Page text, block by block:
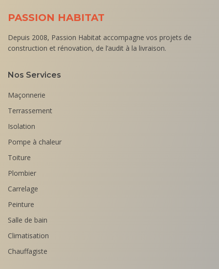
PASSION HABITAT
Depuis 2008, Passion Habitat accompagne vos projets de
construction et rénovation, de l’audit à la livraison.
Nos Services
Maçonnerie
Terrassement
Isolation
Pompe à chaleur
Toiture
Plombier
Carrelage
Peinture
Salle de bain
Climatisation
Chauffagiste